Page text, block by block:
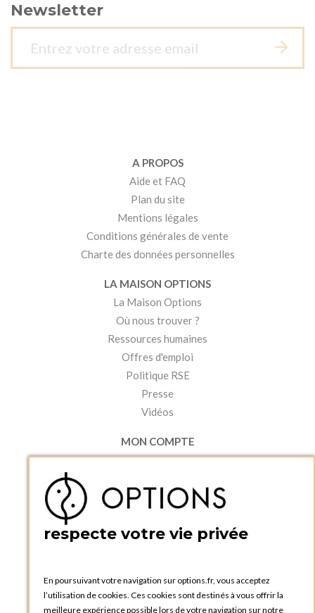
Newsletter
A PROPOS
Aide et FAQ
Plan du site
Mentions légales
Conditions générales de vente
Charte des données personnelles
LA MAISON OPTIONS
La Maison Options
Où nous trouver ?
Ressources humaines
Offres d'emploi
Politique RSE
Presse
Vidéos
MON COMPTE
Accéder à mon compte
Créer un compte
PRATIQUE
Catalogues et bons de commande
Tutoriels
respecte votre vie privée
En poursuivant votre navigation sur options.fr, vous acceptez
l’utilisation de cookies. Ces cookies sont destinés à vous offrir la
meilleure expérience possible lors de votre navigation sur notre